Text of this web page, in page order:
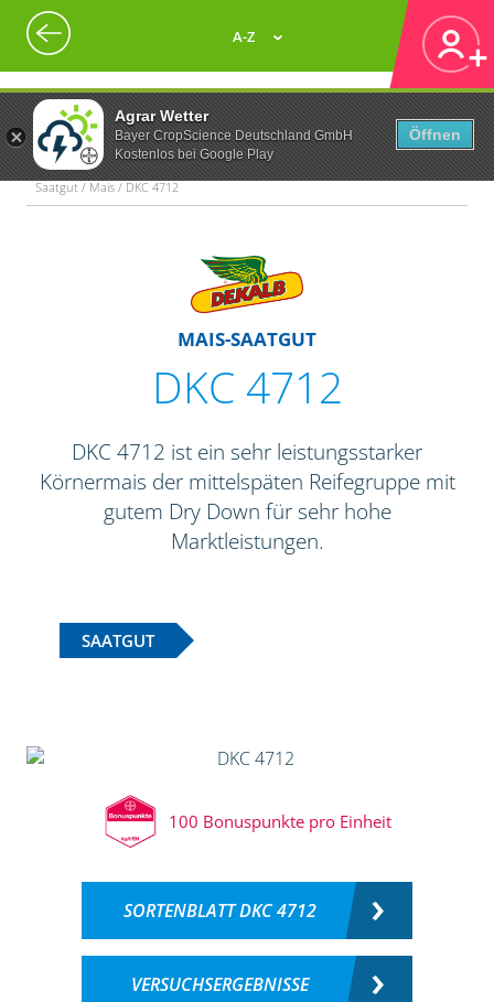
Agrar Wetter
Bayer CropScience Deutschland GmbH
Kostenlos bei Google Play
Öffnen
A-Z
Saatgut / Mais / DKC 4712
MAIS-SAATGUT
DKC 4712
DKC 4712 ist ein sehr leistungsstarker
Körnermais der mittelspäten Reifegruppe mit
gutem Dry Down für sehr hohe
Marktleistungen.
SAATGUT
100 Bonuspunkte pro Einheit
SORTENBLATT DKC 4712
VERSUCHSERGEBNISSE